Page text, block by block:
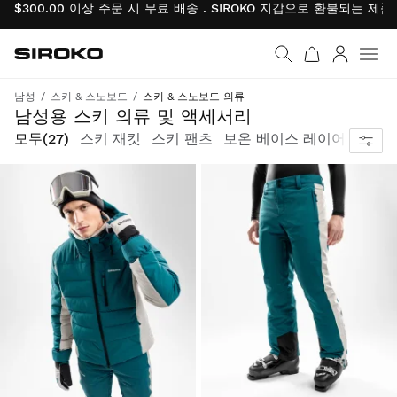
$300.00 이상 주문 시 무료 배송 . SIROKO 지갑으로 환불되는 제
홈페이지로 이동
Siroko.com
남성 스키 & 스노보드 스키 & 스노보드 의류
남성용 스키 의류 및 액세서리
슬로프에서 스타일과 퍼포먼스를 위한 스키웨어 및 액세서리
모두(27) 스키 재킷 스키 팬츠 보온 베이스 레이어 스키